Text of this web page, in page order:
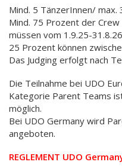
Mind. 5 TänzerInnen/ max.
Mind. 75 Prozent der
müssen vom 1.9.25-
25 Prozent können
Das Judging erfolgt nach
Die Teilnahme bei UDO
Kategorie Parent Teams
möglich.
Bei UDO Germany wird
angeboten.
REGLEMENT UDO